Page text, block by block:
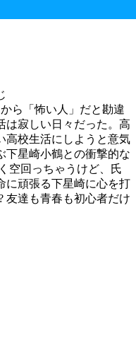
ら「怖い人」だと勘違
は寂しい日々だった。高
高校生活にしようと意気
下星崎小鶴との衝撃的な
空回っちゃうけど、氏
に頑張る下星崎に心を打
友達も青春も初心者だけ